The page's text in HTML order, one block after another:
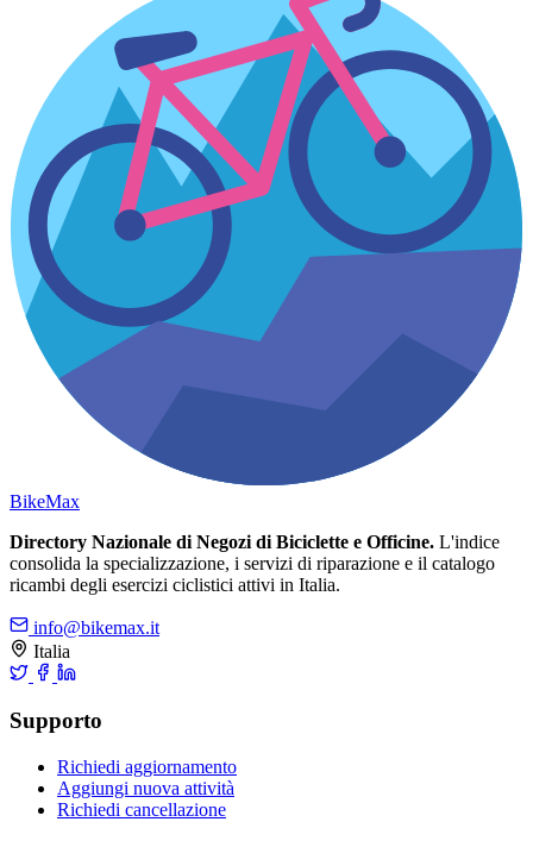
BikeMax
Directory Nazionale di Negozi di Biciclette e Officine. L'indice
consolida la specializzazione, i servizi di riparazione e il catalogo
ricambi degli esercizi ciclistici attivi in Italia.
info@bikemax.it
Italia
Supporto
Richiedi aggiornamento
Aggiungi nuova attività
Richiedi cancellazione